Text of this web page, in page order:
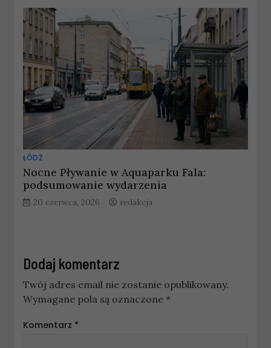
ŁÓDŹ
Nocne Pływanie w Aquaparku Fala:
podsumowanie wydarzenia
20 czerwca, 2026 redakcja
Dodaj komentarz
Twój adres email nie zostanie opublikowany.
Wymagane pola są oznaczone *
Komentarz *